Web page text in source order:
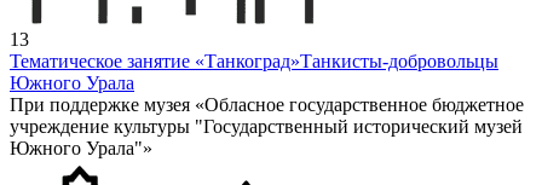
13
Тематическое занятие «Танкоград»Танкисты-добровольцы
Южного Урала
При поддержке музея «Обласное государственное бюджетное
учреждение культуры "Государственный исторический музей
Южного Урала"»